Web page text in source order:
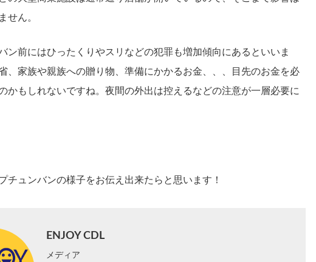
せん。
ン前にはひったくりやスリなどの犯罪も増加傾向にあるといいま
、家族や親族への贈り物、準備にかかるお金、、、目先のお金を必
かもしれないですね。夜間の外出は控えるなどの注意が一層必要に
チュンバンの様子をお伝え出来たらと思います！
ENJOY CDL
メディア